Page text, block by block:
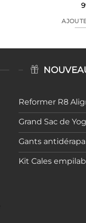
Reformer R8
Grand Sac de
Gants
Kit Cales